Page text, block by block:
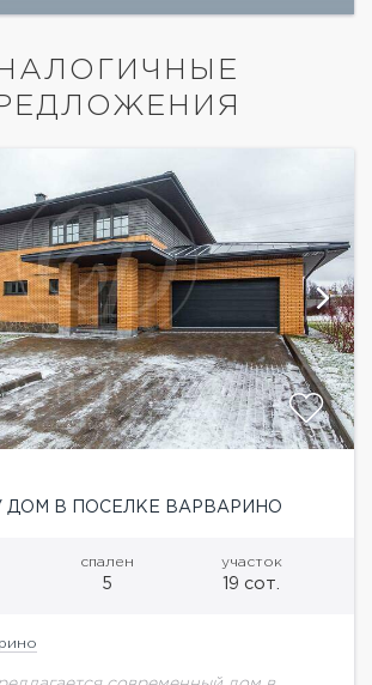
ДОМ В ПОСЕЛКЕ ВАРВАРИНО
спален
5
участок
19 сот.